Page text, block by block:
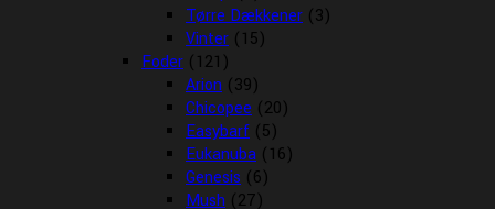
Tørre Dækkener (3)
Vinter (15)
Foder (121)
Arion (39)
Chicopee (20)
Easybarf (5)
Eukanuba (16)
Genesis (6)
Mush (27)